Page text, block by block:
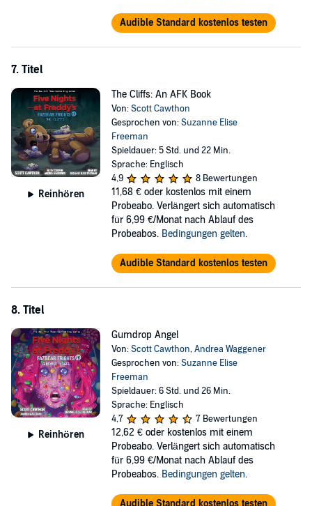
Audible Standard kostenlos testen
7. Titel
Reinhören
The Cliffs: An AFK Book
Von:Scott Cawthon
Gesprochen von:Suzanne Elise
Freeman
Spieldauer: 5 Std. und 22 Min.
Sprache: Englisch
4,9
8 Bewertungen
11,68 € oder kostenlos mit einem
Probeabo. Verlängert sich automatisch
für 6,99 €/Monat nach Ablauf des
Probeabos. Bedingungen gelten.
Audible Standard kostenlos testen
8. Titel
Reinhören
Gumdrop Angel
Von:Scott Cawthon,Andrea Waggener
Gesprochen von:Suzanne Elise
Freeman
Spieldauer: 6 Std. und 26 Min.
Sprache: Englisch
4,7
7 Bewertungen
12,62 € oder kostenlos mit einem
Probeabo. Verlängert sich automatisch
für 6,99 €/Monat nach Ablauf des
Probeabos. Bedingungen gelten.
Audible Standard kostenlos testen